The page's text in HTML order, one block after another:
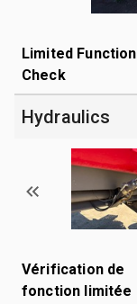
Limited Function
Check
Hydraulics
Vérification de
fonction limitée